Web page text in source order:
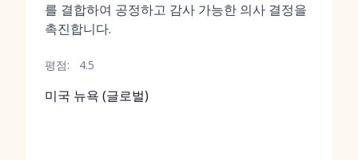
를 결합하여 공정하고 감사 가능한 의사 결정을
촉진합니다.
평점: 4.5
미국 뉴욕 (글로벌)